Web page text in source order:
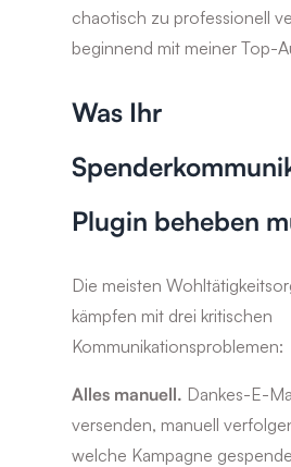
chaotisch zu professionell
beginnend mit meiner Top-
Was Ihr
Plugin beheben
Die meisten
kämpfen mit drei kritischen
Kommunikationsproblemen:
Alles manuell. Dankes-E-
versenden, manuell
welche Kampagne